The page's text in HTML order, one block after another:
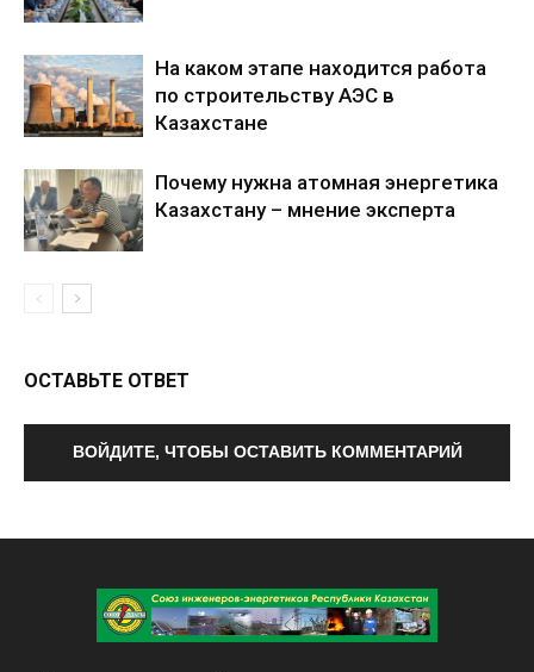
На каком этапе находится работа
по строительству АЭС в
Казахстане
Почему нужна атомная энергетика
Казахстану – мнение эксперта
ОСТАВЬТЕ ОТВЕТ
ВОЙДИТЕ, ЧТОБЫ ОСТАВИТЬ КОММЕНТАРИЙ